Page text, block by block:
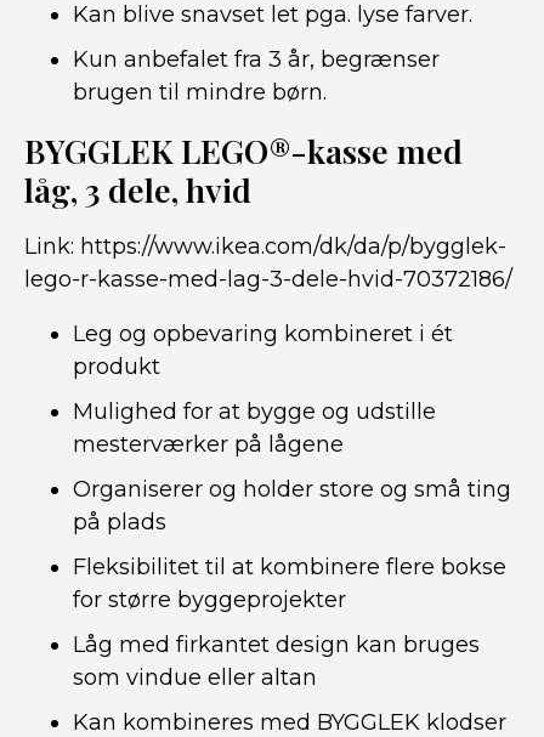
Kan blive snavset let pga. lyse farver.
Kun anbefalet fra 3 år, begrænser
brugen til mindre børn.
BYGGLEK LEGO®-kasse med
låg, 3 dele, hvid
Link: https://www.ikea.com/dk/da/p/bygglek-
lego-r-kasse-med-lag-3-dele-hvid-70372186/
Leg og opbevaring kombineret i ét
produkt
Mulighed for at bygge og udstille
mesterværker på lågene
Organiserer og holder store og små ting
på plads
Fleksibilitet til at kombinere flere bokse
for større byggeprojekter
Låg med firkantet design kan bruges
som vindue eller altan
Kan kombineres med BYGGLEK klodser